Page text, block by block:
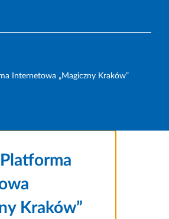
Internetowa „Magiczny Kraków”
Kraków”